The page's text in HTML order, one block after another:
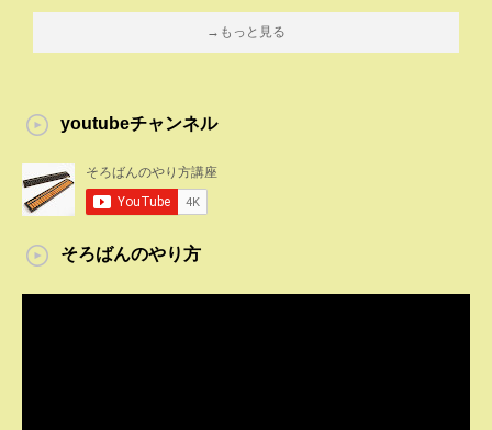
→もっと見る
youtubeチャンネル
そろばんのやり方